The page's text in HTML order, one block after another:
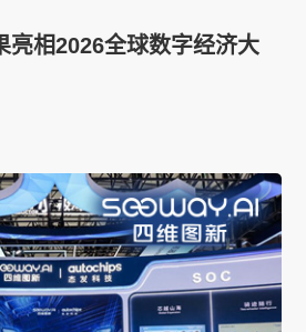
亮相2026全球数字经济大